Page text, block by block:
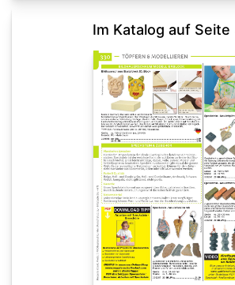
Im Katalog auf